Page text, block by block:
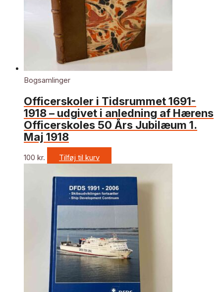
Bogsamlinger
Officerskoler i Tidsrummet 1691-
1918 – udgivet i anledning af Hærens
Officerskoles 50 Års Jubilæum 1.
Maj 1918
100 kr. Tilføj til kurv